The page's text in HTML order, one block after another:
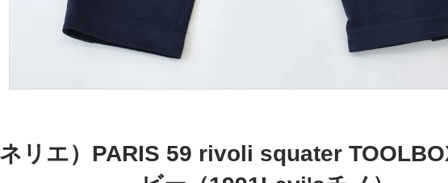
リエ）PARIS 59 rivoli squater